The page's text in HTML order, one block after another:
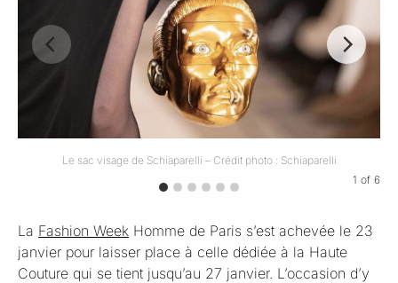
Le sac visage de Schiaparelli – Crédit photo : Schiaparelli
1 of 6
La Fashion Week Homme de Paris s’est achevée le 23
janvier pour laisser place à celle dédiée à la Haute
Couture qui se tient jusqu’au 27 janvier. L’occasion d’y